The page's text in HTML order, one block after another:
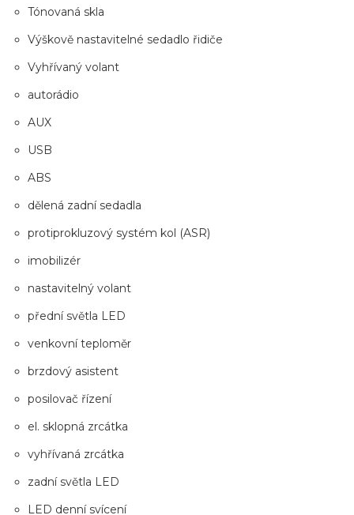
Tónovaná skla
Výškově nastavitelné sedadlo řidiče
Vyhřívaný volant
autorádio
AUX
USB
ABS
dělená zadní sedadla
protiprokluzový systém kol (ASR)
imobilizér
nastavitelný volant
přední světla LED
venkovní teploměr
brzdový asistent
posilovač řízení
el. sklopná zrcátka
vyhřívaná zrcátka
zadní světla LED
LED denní svícení